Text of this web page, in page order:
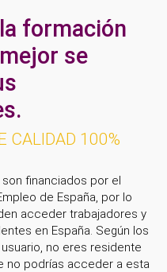
formación
se
CALIDAD 100%
financiados por el
de España, por lo
acceder trabajadores y
en España. Según los
no eres residente
no podrías acceder a esta